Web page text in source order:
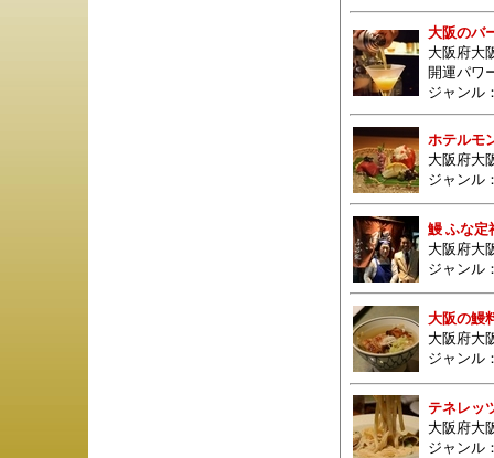
大阪のバ
大阪府大
開運パワ
ジャンル
ホテルモ
大阪府大
ジャンル
鰻 ふな定
大阪府大
ジャンル
大阪の鰻
大阪府大
ジャンル
テネレッ
大阪府大
ジャンル